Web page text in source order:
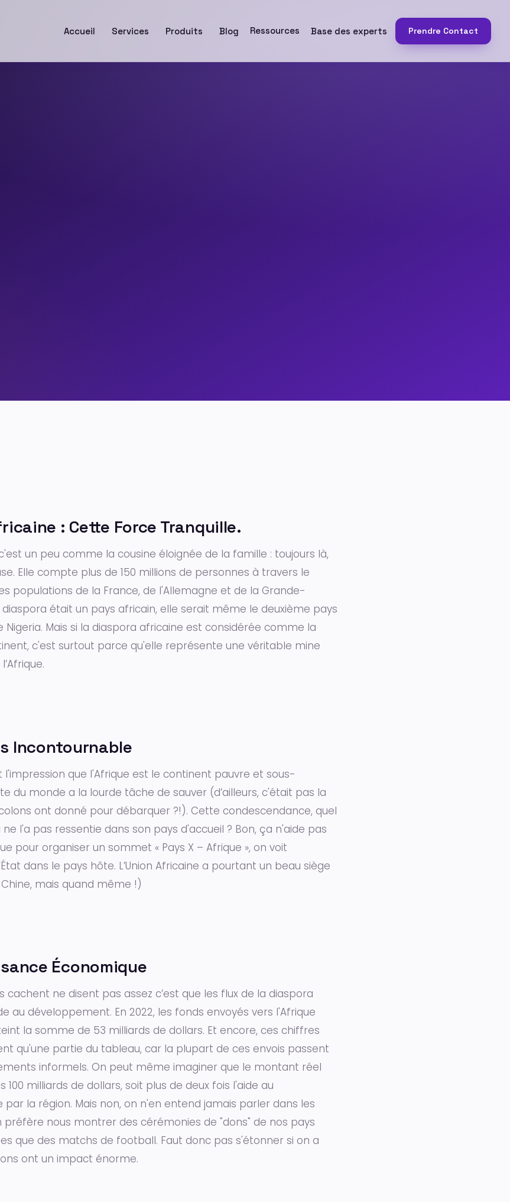
Accueil Services Produits Blog Ressources Base des experts Prendre Contact
: Cette Force Tranquille.
un peu comme la cousine éloignée de la famille : toujours là,
Elle compte plus de 150 millions de personnes à travers le
populations de la France, de l'Allemagne et de la Grande-
diaspora était un pays africain, elle serait même le deuxième pays
Nigeria. Mais si la diaspora africaine est considérée comme la
c'est surtout parce qu'elle représente une véritable mine
Incontournable
l'impression que l'Afrique est le continent pauvre et sous-
du monde a la lourde tâche de sauver (d’ailleurs, c'était pas la
ont donné pour débarquer ?!). Cette condescendance, quel
l'a pas ressentie dans son pays d'accueil ? Bon, ça n'aide pas
pour organiser un sommet « Pays X – Afrique », on voit
dans le pays hôte. L’Union Africaine a pourtant un beau siège
mais quand même !)
Économique
cachent ne disent pas assez c’est que les flux de la diaspora
au développement. En 2022, les fonds envoyés vers l'Afrique
la somme de 53 milliards de dollars. Et encore, ces chiffres
qu'une partie du tableau, car la plupart de ces envois passent
informels. On peut même imaginer que le montant réel
milliards de dollars, soit plus de deux fois l'aide au
la région. Mais non, on n'en entend jamais parler dans les
préfère nous montrer des cérémonies de "dons" de nos pays
que des matchs de football. Faut donc pas s'étonner si on a
ont un impact énorme.